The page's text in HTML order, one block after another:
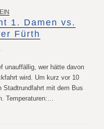
1. Damen vs.
Fürth
unauffällig, wer hätte davon
wird. Um kurz vor 10
Stadtrundfahrt mit dem Bus
Temperaturen:…